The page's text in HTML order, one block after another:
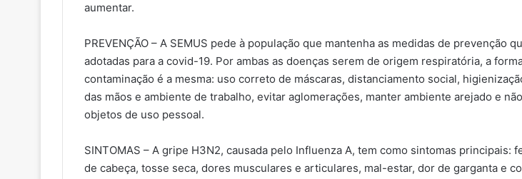
aumentar.
PREVENÇÃO – A SEMUS pede à população que mantenha as medidas de prevenção
adotadas para a covid-19. Por ambas as doenças serem de origem respiratória, a
contaminação é a mesma: uso correto de máscaras, distanciamento social,
das mãos e ambiente de trabalho, evitar aglomerações, manter ambiente arejado e
objetos de uso pessoal.
SINTOMAS – A gripe H3N2, causada pelo Influenza A, tem como sintomas principais:
de cabeça, tosse seca, dores musculares e articulares, mal-estar, dor de garganta e